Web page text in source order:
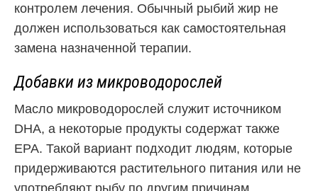
контролем лечения. Обычный рыбий жир не
должен использоваться как самостоятельная
замена назначенной терапии.
Добавки из микроводорослей
Масло микроводорослей служит источником
DHA, а некоторые продукты содержат также
EPA. Такой вариант подходит людям, которые
придерживаются растительного питания или не
употребляют рыбу по другим причинам.